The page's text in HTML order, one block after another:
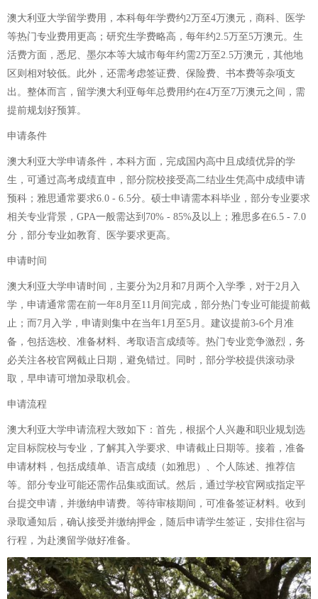
澳大利亚大学留学费用，本科每年学费约2万至4万澳元，商科、医学
等热门专业费用更高；研究生学费略高，每年约2.5万至5万澳元。生
活费方面，悉尼、墨尔本等大城市每年约需2万至2.5万澳元，其他地
区则相对较低。此外，还需考虑签证费、保险费、书本费等杂项支
出。整体而言，留学澳大利亚每年总费用约在4万至7万澳元之间，需
提前规划好预算。
申请条件
澳大利亚大学申请条件，本科方面，完成国内高中且成绩优异的学
生，可通过高考成绩直申，部分院校接受高二结业生凭高中成绩申请
预科；雅思通常要求6.0 - 6.5分。硕士申请需本科毕业，部分专业要求
相关专业背景，GPA一般需达到70% - 85%及以上；雅思多在6.5 - 7.0
分，部分专业如教育、医学要求更高。
申请时间
澳大利亚大学申请时间，主要分为2月和7月两个入学季，对于2月入
学，申请通常需在前一年8月至11月间完成，部分热门专业可能提前截
止；而7月入学，申请则集中在当年1月至5月。建议提前3-6个月准
备，包括选校、准备材料、考取语言成绩等。热门专业竞争激烈，务
必关注各校官网截止日期，避免错过。同时，部分学校提供滚动录
取，早申请可增加录取机会。
申请流程
澳大利亚大学申请流程大致如下：首先，根据个人兴趣和职业规划选
定目标院校与专业，了解其入学要求、申请截止日期等。接着，准备
申请材料，包括成绩单、语言成绩（如雅思）、个人陈述、推荐信
等。部分专业可能还需作品集或面试。然后，通过学校官网或指定平
台提交申请，并缴纳申请费。等待审核期间，可准备签证材料。收到
录取通知后，确认接受并缴纳押金，随后申请学生签证，安排住宿与
行程，为赴澳留学做好准备。